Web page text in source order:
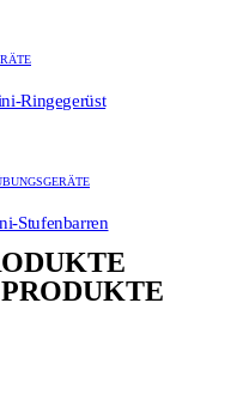
Ringegerüst
Stufenbarren